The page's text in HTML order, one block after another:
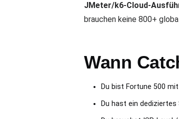
JMeter/k6-Cloud-
brauchen keine 800+
Wann
Du bist Fortune 500
Du hast ein